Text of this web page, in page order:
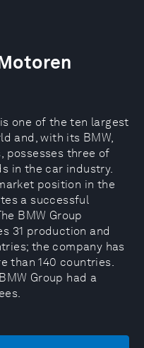
is one of the ten largest
and, with its BMW,
possesses three of
in the car industry.
position in the
a successful
BMW Group
31 production and
the company has
than 140 countries.
Group had a